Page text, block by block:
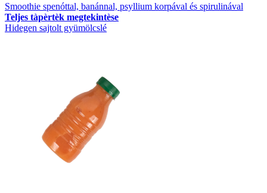
Smoothie spenóttal, banánnal, psyllium korpával és spirulinával
Teljes tàpèrtèk megtekintèse
Hidegen sajtolt gyümölcslé